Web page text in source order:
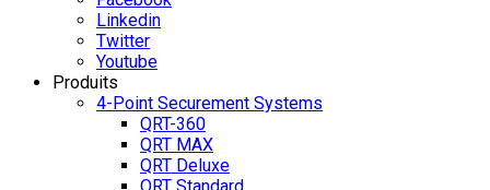
Linkedin
Twitter
Youtube
Produits
4-Point Securement Systems
QRT-360
QRT MAX
QRT Deluxe